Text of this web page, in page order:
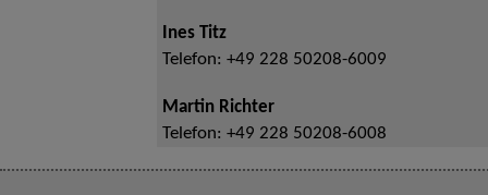
Ines Titz
Telefon: +49 228 50208-6009
Martin Richter
Telefon: +49 228 50208-6008